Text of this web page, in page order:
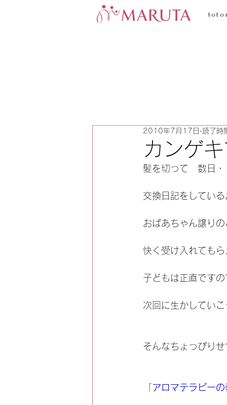
カンゲ
2010年7月17日 読了時
髪を切って　数日・
交換日記をしてい
おばあちゃん譲り
快く受け入れても
子どもは正直ですの
次回に生かしてい
そんなちょっぴり
アロマテラピー